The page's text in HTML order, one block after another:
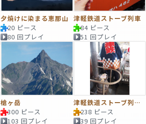
夕焼けに染まる恵那山
20 ピース
80 回プレイ
津軽鉄道ストーブ列車
84 ピース
51 回プレイ
槍ヶ岳
300 ピース
103 回プレイ
津軽鉄道ストーブ列車 するめ
238 ピース
39 回プレイ